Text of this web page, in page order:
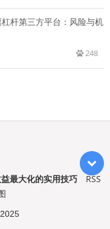
杆第三方平台：风险与机
248
最大化的实用技巧
RSS